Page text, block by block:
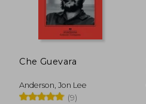
Che Guevara
Anderson, Jon Lee
(9)